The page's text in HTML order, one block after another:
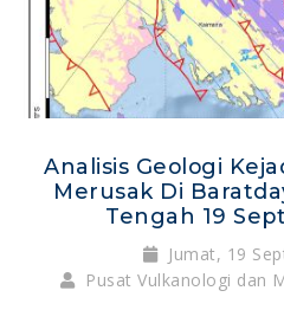
Analisis Geologi
Merusak Di
Tengah 19
Jumat, 19
Pusat Vulkanologi dan